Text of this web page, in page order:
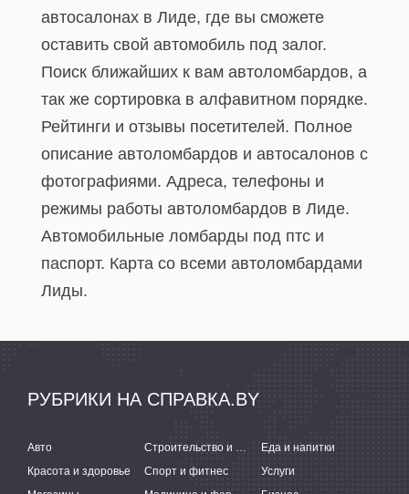
автосалонах в Лиде, где вы сможете
оставить свой автомобиль под залог.
Поиск ближайших к вам автоломбардов, а
так же сортировка в алфавитном порядке.
Рейтинги и отзывы посетителей. Полное
описание автоломбардов и автосалонов с
фотографиями. Адреса, телефоны и
режимы работы автоломбардов в Лиде.
Автомобильные ломбарды под птс и
паспорт. Карта со всеми автоломбардами
Лиды.
РУБРИКИ НА СПРАВКА.BY
Авто Строительство и ремонт
Еда и напитки
Красота и здоровье
Спорт и фитнес
Услуги